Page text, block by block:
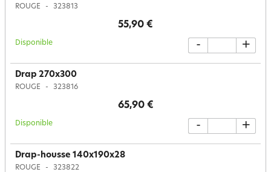
ROUGE 323813
55,90 €
Disponible - +
Drap 270x300
ROUGE 323816
65,90 €
Disponible - +
Drap-housse 140x190x28
ROUGE 323822